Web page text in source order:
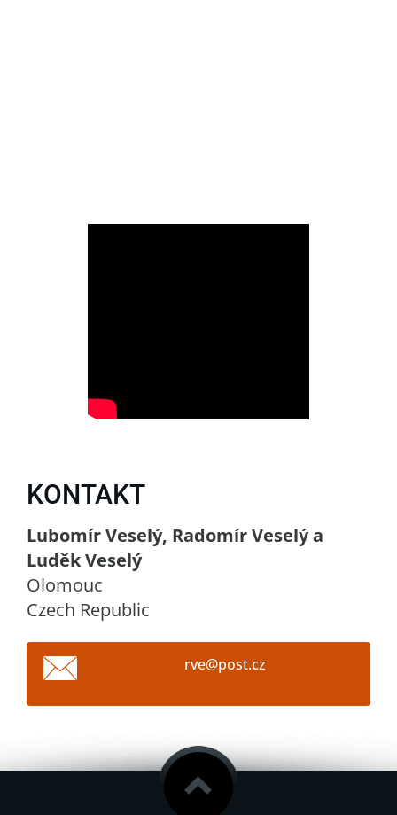
KONTAKT
Lubomír Veselý, Radomír Veselý a
Luděk Veselý
Olomouc
Czech Republic
rve@post.cz